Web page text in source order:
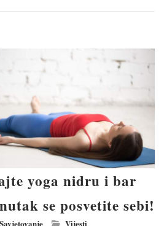
yoga nidru i bar
se posvetite sebi!
Vijesti